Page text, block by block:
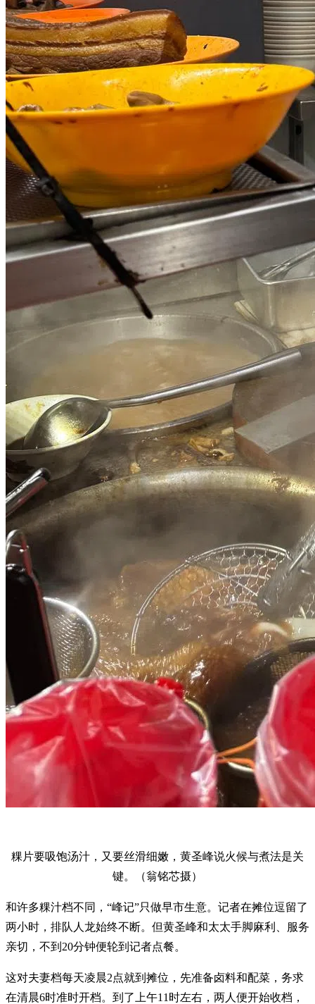
粿片要吸饱汤汁，又要丝滑细嫩，黄圣峰说火候与煮法是关
键。（翁铭芯摄）
和许多粿汁档不同，“峰记”只做早市生意。记者在摊位逗留了
两小时，排队人龙始终不断。但黄圣峰和太太手脚麻利、服务
亲切，不到20分钟便轮到记者点餐。
这对夫妻档每天凌晨2点就到摊位，先准备卤料和配菜，务求
在清晨6时准时开档。到了上午11时左右，两人便开始收档，